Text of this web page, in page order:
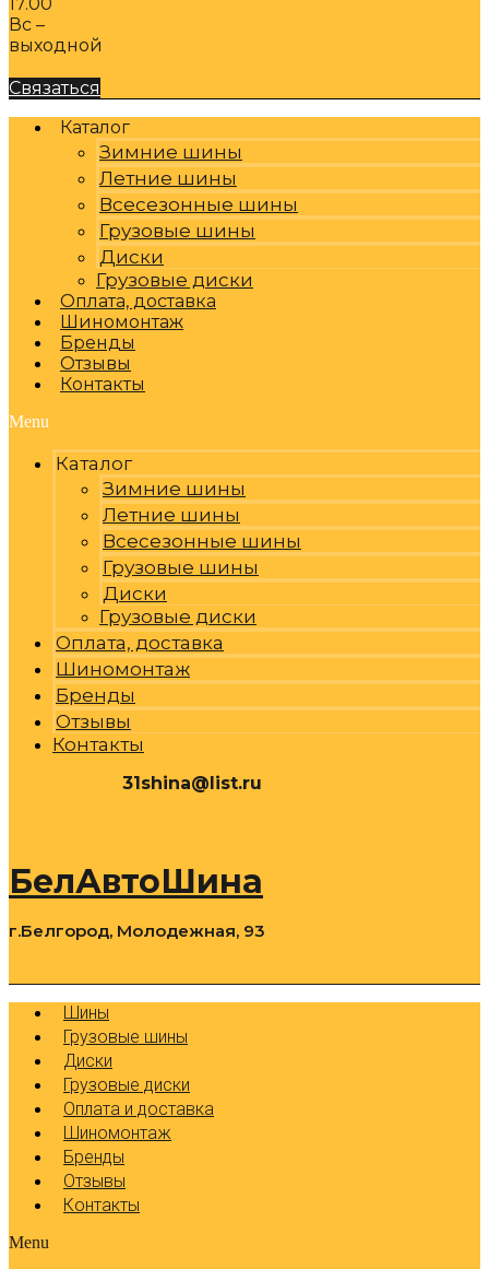
Вс –
выходной
Связаться
Каталог
Зимние шины
Летние шины
Всесезонные шины
Грузовые шины
Диски
Грузовые диски
Оплата, доставка
Шиномонтаж
Бренды
Отзывы
Контакты
Menu
Каталог
Зимние шины
Летние шины
Всесезонные шины
Грузовые шины
Диски
Грузовые диски
Оплата, доставка
Шиномонтаж
Бренды
Отзывы
Контакты
31shina@list.ru
БелАвтоШина
г.Белгород, Молодежная, 93
Шины
Грузовые шины
Диски
Грузовые диски
Оплата и доставка
Шиномонтаж
Бренды
Отзывы
Контакты
Menu